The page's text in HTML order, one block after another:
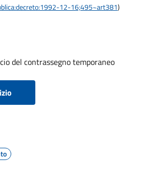
12-16;495~art381)
del contrassegno temporaneo